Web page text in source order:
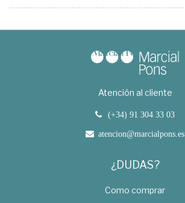
Atención al cliente
(+34) 91 304 33 03
atencion@marcialpons.es
¿DUDAS?
Como comprar